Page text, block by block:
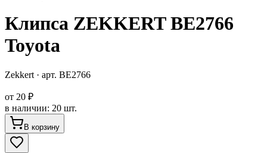
Клипса ZEKKERT BE2766
Toyota
Zekkert · арт. BE2766
от 20 ₽
в наличии: 20 шт.
В корзину